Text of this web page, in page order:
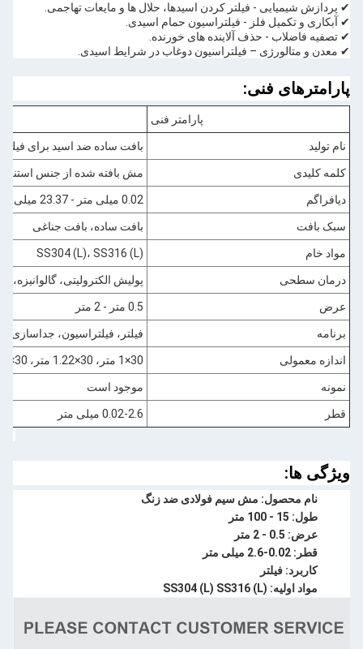
✔ پردازش شیمیایی - فیلتر کردن اسیدها، حلال ها و مایعات تهاجمی.
✔ آبکاری و تکمیل فلز - فیلتراسیون حمام اسیدی.
✔ تصفیه فاضلاب - حذف آلاینده های خورنده.
✔ معدن و متالورژی – فیلتراسیون دوغاب در شرایط اسیدی.
پارامترهای فنی:
پارامتر فنی
نام تولید بافت ساده ضد اسید برای فیلتر
کلمه کلیدی مش بافته شده از جنس
دیافراگم 0.02 میلی متر - 23.37 میلی متر
سبک بافت بافت ساده، بافت جناغی
مواد خام SS304 (L)، SS316 (L)
درمان سطحی پولیش الکترولیتی،
عرض 0.5 متر - 2 متر
برنامه فیلتر، فیلتراسیون،
اندازه معمولی 30×1 متر، 30×1.22 متر، 30×1.5 متر، 2.0×30 متر
نمونه موجود است
قطر 0.02-2.6 میلی متر
ویژگی ها:
نام محصول: مش سیم فولادی ضد زنگ
طول: 15 - 100 متر
عرض: 0.5 - 2 متر
قطر: 0.02-2.6 میلی متر
کاربرد: فیلتر
مواد اولیه: SS304 (L) SS316 (L)